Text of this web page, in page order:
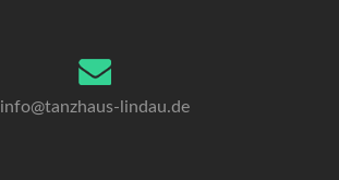
info@tanzhaus-lindau.de